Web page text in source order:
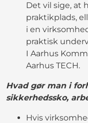
Det vil sige, at
praktikplads,
i en
praktisk
I Aarhus
Aarhus TECH.
Hvad gør man i
sikkerhedssko,
Hvis